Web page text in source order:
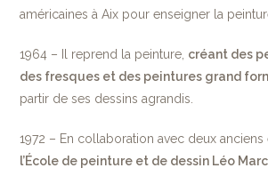
américaines à Aix pour enseigner la
1964 – Il reprend la peinture, créant des
des fresques et des peintures grand
partir de ses dessins agrandis.
1972 – En collaboration avec deux anciens
l’École de peinture et de dessin Léo